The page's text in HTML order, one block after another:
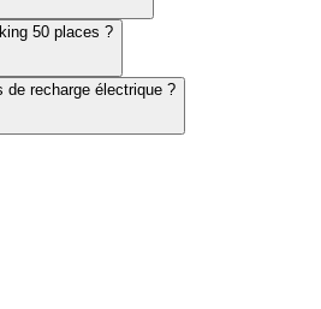
50 places ?
de recharge électrique ?